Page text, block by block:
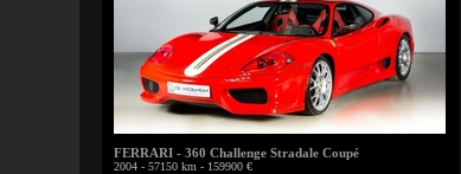
FERRARI - 360 Challenge Stradale Coupé
2004 - 57150 km - 159900 €